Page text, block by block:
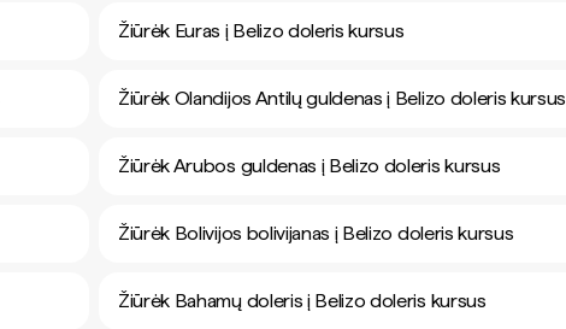
Žiūrėk Euras į Belizo doleris kursus
Žiūrėk Olandijos Antilų guldenas į Belizo doleris kursus
Žiūrėk Arubos guldenas į Belizo doleris kursus
Žiūrėk Bolivijos bolivijanas į Belizo doleris kursus
Žiūrėk Bahamų doleris į Belizo doleris kursus